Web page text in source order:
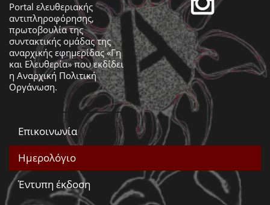
Portal ελευθεριακής
αντιπληροφόρησης,
πρωτοβουλία της
συντακτικής ομάδας της
αναρχικής εφημερίδας «Γη
και Ελευθερία» που εκδίδει
η Αναρχική Πολιτική
Οργάνωση.
Επικοινωνία
Ημερολόγιο
Έντυπη έκδοση